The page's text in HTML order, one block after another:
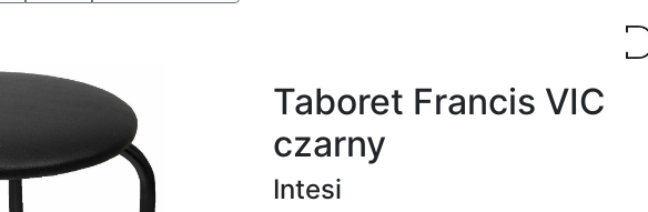
Taboret Francis VIC
czarny
Intesi